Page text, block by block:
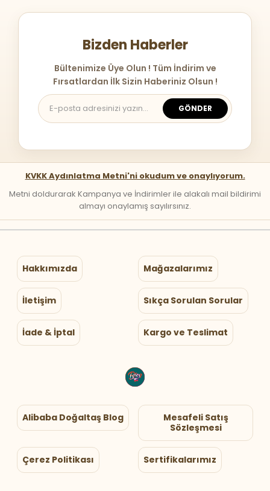
Bizden Haberler
Bültenimize Üye Olun ! Tüm İndirim ve
Fırsatlardan İlk Sizin Haberiniz Olsun !
GÖNDER
KVKK Aydınlatma Metni'ni okudum ve onaylıyorum.
Metni doldurarak Kampanya ve İndirimler ile alakalı mail bildirimi
almayı onaylamış sayılırsınız.
Hakkımızda Mağazalarımız
İletişim Sıkça Sorulan Sorular
İade & İptal Kargo ve Teslimat
Alibaba Doğaltaş Blog
Mesafeli Satış
Sözleşmesi
Çerez Politikası Sertifikalarımız